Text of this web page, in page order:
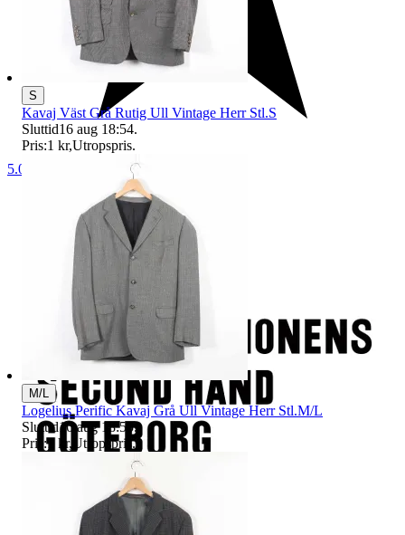
5.0
S
Kavaj Väst Grå Rutig Ull Vintage Herr Stl.S
Sluttid16 aug 18:54.
Pris:1 kr,Utropspris.
M/L
Logelius Perific Kavaj Grå Ull Vintage Herr Stl.M/L
Sluttid16 aug 18:55.
Pris:1 kr, Utropspris.